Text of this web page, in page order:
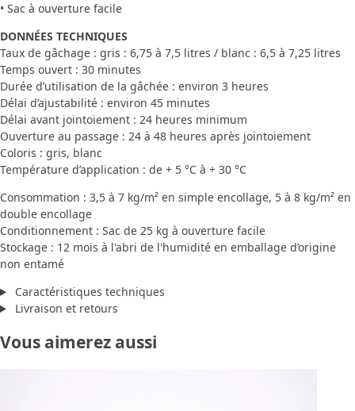
• Sac à ouverture facile
DONNÉES TECHNIQUES
Taux de gâchage : gris : 6,75 à 7,5 litres / blanc : 6,5 à 7,25 litres
Temps ouvert : 30 minutes
Durée d’utilisation de la gâchée : environ 3 heures
Délai d’ajustabilité : environ 45 minutes
Délai avant jointoiement : 24 heures minimum
Ouverture au passage : 24 à 48 heures après jointoiement
Coloris : gris, blanc
Température d’application : de + 5 °C à + 30 °C
Consommation : 3,5 à 7 kg/m² en simple encollage, 5 à 8 kg/m² en
double encollage
Conditionnement : Sac de 25 kg à ouverture facile
Stockage : 12 mois à l'abri de l'humidité en emballage d’origine
non entamé
Caractéristiques techniques
Livraison et retours
Vous aimerez aussi